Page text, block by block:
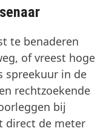
te benaderen
of vreest hoge
spreekuur in de
rechtzoekende
bij
direct de meter